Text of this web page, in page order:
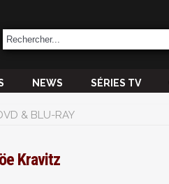
NEWS SÉRIES TV
& BLU-RAY
Kravitz